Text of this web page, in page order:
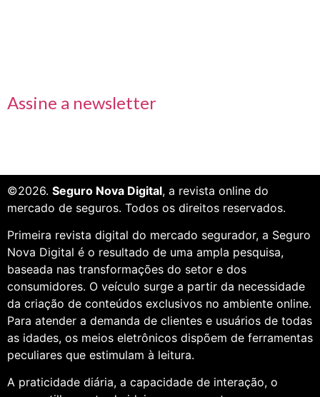
Assine a newsletter
©2026. Seguro Nova Digital, a revista online do
mercado de seguros. Todos os direitos reservados.
Primeira revista digital do mercado segurador, a Seguro
Nova Digital é o resultado de uma ampla pesquisa,
baseada nas transformações do setor e dos
consumidores. O veículo surge a partir da necessidade
da criação de conteúdos exclusivos no ambiente online.
Para atender a demanda de clientes e usuários de todas
as idades, os meios eletrônicos dispõem de ferramentas
peculiares que estimulam à leitura.
A praticidade diária, a capacidade de interação, o